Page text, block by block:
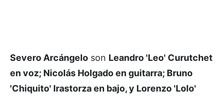
Severo Arcángelo son Leandro 'Leo' Curutchet
en voz; Nicolás Holgado en guitarra; Bruno
'Chiquito' Irastorza en bajo, y Lorenzo 'Lolo'